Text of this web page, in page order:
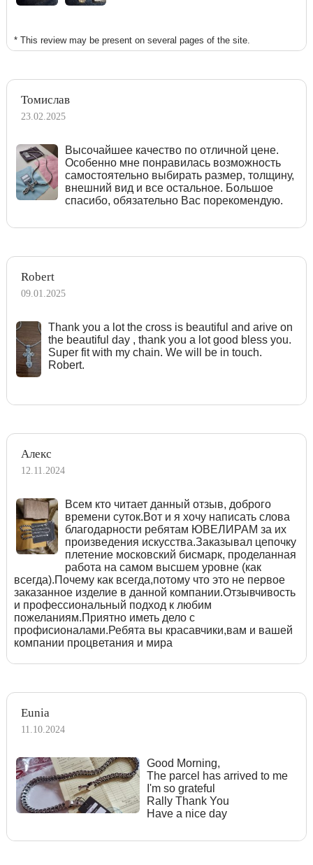
* This review may be present on several pages of the site.
Томислав
23.02.2025
Высочайшее качество по отличной цене.
Особенно мне понравилась возможность
самостоятельно выбирать размер, толщину,
внешний вид и все остальное. Большое
спасибо, обязательно Вас порекомендую.
Robert
09.01.2025
Тhank you a lot the cross is beautiful and arive on
the beautiful day , thank you a lot good bless you.
Super fit with my chain. We will be in touch.
Robert.
Алекс
12.11.2024
Всем кто читает данный отзыв, доброго
времени суток.Вот и я хочу написать слова
благодарности ребятам ЮВЕЛИРАМ за их
произведения искусства.Заказывал цепочку
плетение московский бисмарк, проделанная
работа на самом высшем уровне (как
всегда).Почему как всегда,потому что это не первое
заказанное изделие в данной компании.Отзывчивость
и профессиональный подход к любим
пожеланиям.Приятно иметь дело с
профисионалами.Ребята вы красавчики,вам и вашей
компании процветания и мира
Eunia
11.10.2024
Good Morning,
The parcel has arrived to me
I'm so grateful
Rally Thank You
Have a nice day